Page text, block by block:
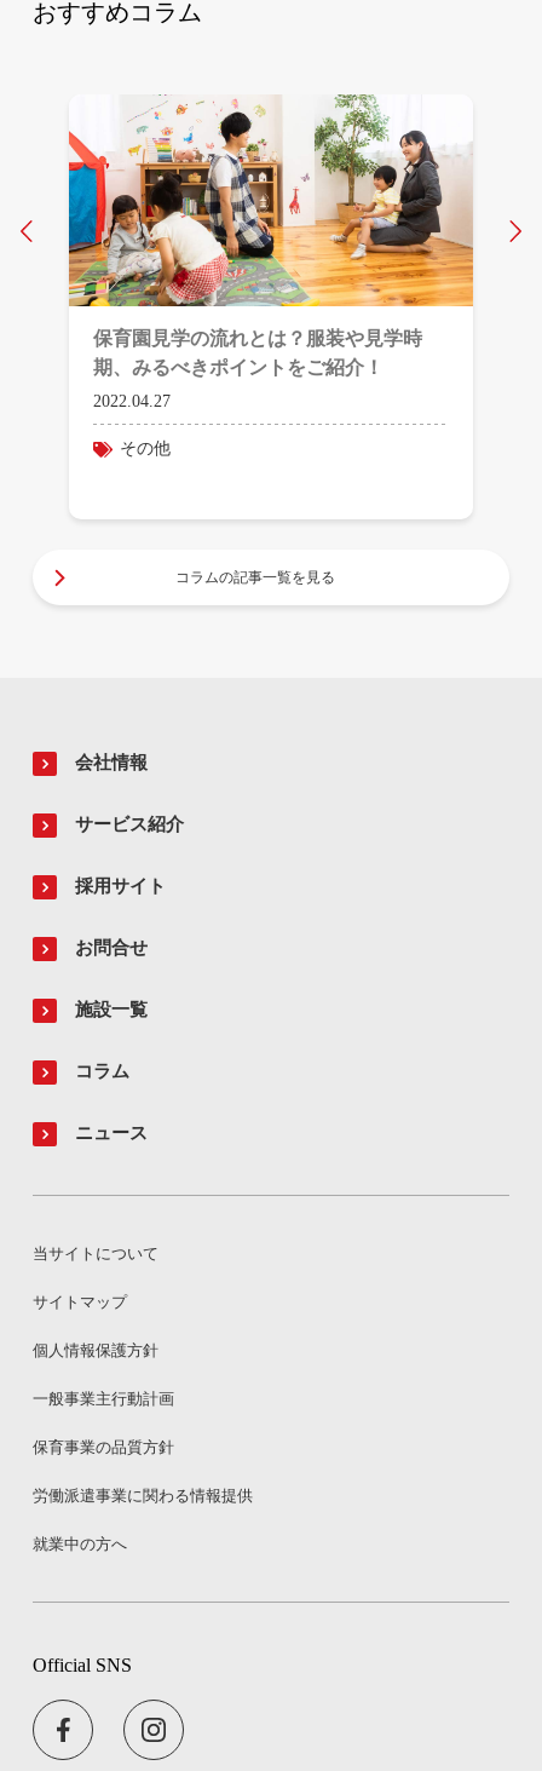
おすすめコラム
保育園見学の流れとは？服装や見学時
期、みるべきポイントをご紹介！
2022.04.27
その他
コラムの記事一覧を見る
会社情報
サービス紹介
採用サイト
お問合せ
施設一覧
コラム
ニュース
Official SNS
当サイトについて
サイトマップ
個人情報保護方針
一般事業主行動計画
保育事業の品質方針
労働派遣事業に関わる情報提供
就業中の方へ